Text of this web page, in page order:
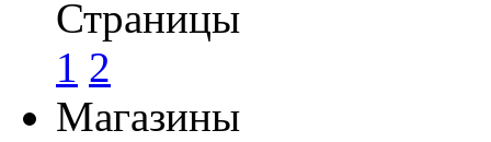
Страницы
1 2
Магазины